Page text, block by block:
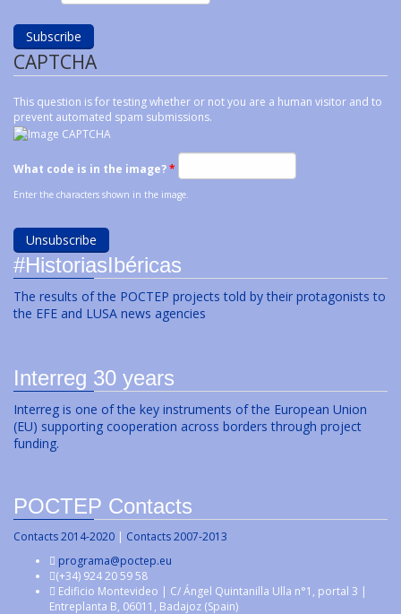
CAPTCHA
This question is for testing whether or not you are a human visitor and to
prevent automated spam submissions.
What code is in the image?*
Enter the characters shown in the image.
#HistoriasIbéricas
The results of the POCTEP projects told by their protagonists to
the EFE and LUSA news agencies
Interreg 30 years
Interreg is one of the key instruments of the European Union
(EU) supporting cooperation across borders through project
funding.
POCTEP Contacts
Contacts 2014-2020 | Contacts 2007-2013
programa@poctep.eu
(+34) 924 20 59 58
Edificio Montevideo | C/ Ángel Quintanilla Ulla n°1, portal 3 |
Entreplanta B, 06011, Badajoz (Spain)